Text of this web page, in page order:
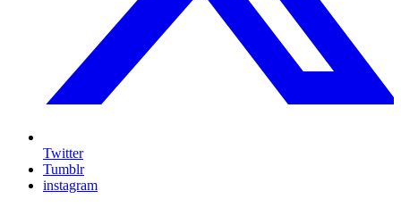
Twitter
Tumblr
instagram